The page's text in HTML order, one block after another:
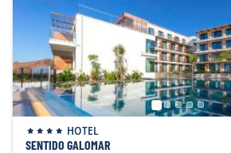
HOTEL
SENTIDO GALOMAR